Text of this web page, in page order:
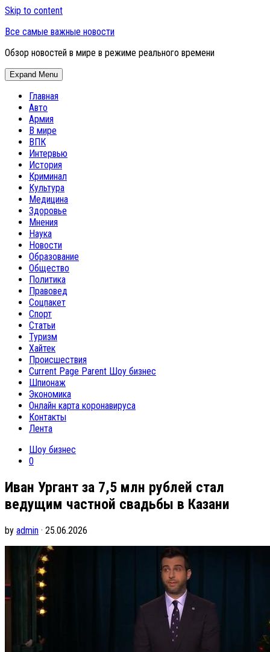
Skip to content
Все самые важные новости
Обзор новостей в мире в режиме реального времени
Expand Menu
Главная
Авто
Армия
В мире
ВПК
Интервью
История
Криминал
Культура
Медицина
Здоровье
Мнения
Наука
Новости
Образование
Общество
Политика
Правовед
Соцпакет
Спорт
Статьи
Туризм
Хайтек
Происшествия
Current Page Parent Шоу бизнес
Шпионаж
Экономика
Онлайн карта коронавируса
Контакты
Лента
Шоу бизнес
0
Иван Ургант за 7,5 млн рублей стал
ведущим частной свадьбы в Казани
by admin · 25.06.2026